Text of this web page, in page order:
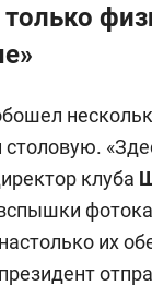
только
столовую.
клуба
вспышки
их